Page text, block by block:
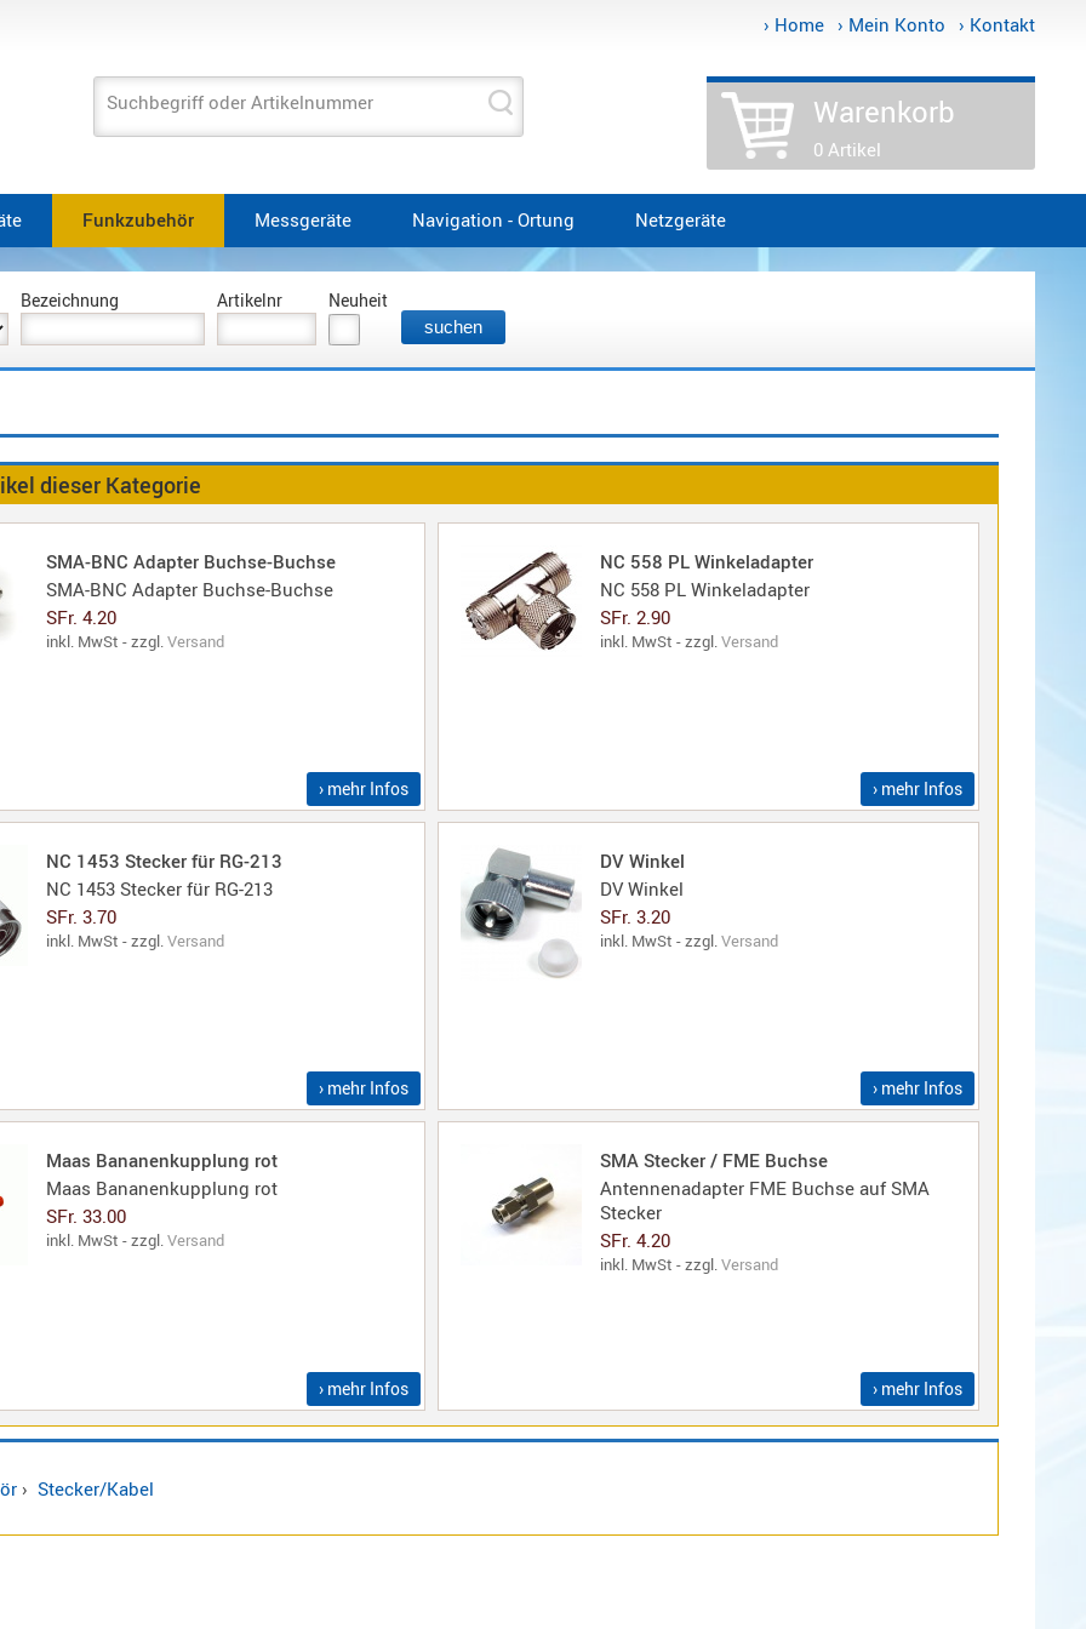
› Home › Mein Konto › Kontakt
Suchbegriff oder Artikelnummer Warenkorb
0 Artikel
Funkzubehör Messgeräte Navigation - Ortung Netzgeräte
Bezeichnung Artikelnr Neuheit
dieser Kategorie
SMA-BNC Adapter Buchse-Buchse
SMA-BNC Adapter Buchse-Buchse
SFr. 4.20
inkl. MwSt - zzgl.Versand
› mehr Infos
NC 558 PL Winkeladapter
NC 558 PL Winkeladapter
SFr. 2.90
inkl. MwSt - zzgl.Versand
› mehr Infos
NC 1453 Stecker für RG-213
NC 1453 Stecker für RG-213
SFr. 3.70
inkl. MwSt - zzgl.Versand
› mehr Infos
DV Winkel
DV Winkel
SFr. 3.20
inkl. MwSt - zzgl.Versand
› mehr Infos
Maas Bananenkupplung rot
Maas Bananenkupplung rot
SFr. 33.00
inkl. MwSt - zzgl.Versand
› mehr Infos
SMA Stecker / FME Buchse
Antennenadapter FME Buchse auf SMA
Stecker
SFr. 4.20
inkl. MwSt - zzgl.Versand
› mehr Infos
› Stecker/Kabel